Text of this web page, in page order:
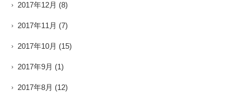
2017年12月 (8)
2017年11月 (7)
2017年10月 (15)
2017年9月 (1)
2017年8月 (12)